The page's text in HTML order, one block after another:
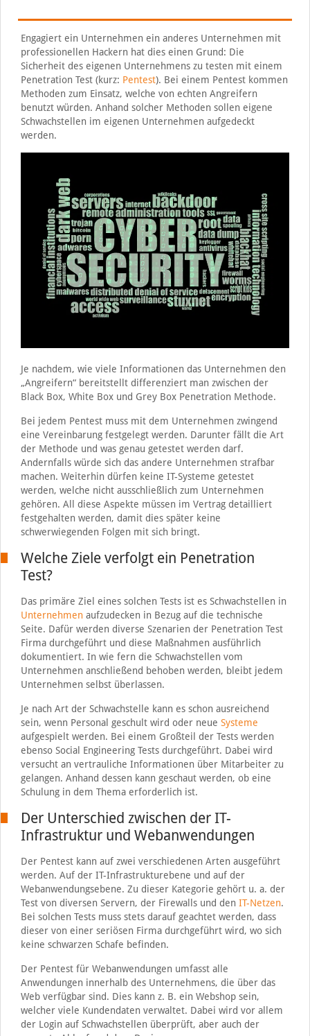
Engagiert ein Unternehmen ein anderes Unternehmen mit
professionellen Hackern hat dies einen Grund: Die
Sicherheit des eigenen Unternehmens zu testen mit einem
Penetration Test (kurz: Pentest). Bei einem Pentest kommen
Methoden zum Einsatz, welche von echten Angreifern
benutzt würden. Anhand solcher Methoden sollen eigene
Schwachstellen im eigenen Unternehmen aufgedeckt
werden.
Je nachdem, wie viele Informationen das Unternehmen den
„Angreifern“ bereitstellt differenziert man zwischen der
Black Box, White Box und Grey Box Penetration Methode.
Bei jedem Pentest muss mit dem Unternehmen zwingend
eine Vereinbarung festgelegt werden. Darunter fällt die Art
der Methode und was genau getestet werden darf.
Andernfalls würde sich das andere Unternehmen strafbar
machen. Weiterhin dürfen keine IT-Systeme getestet
werden, welche nicht ausschließlich zum Unternehmen
gehören. All diese Aspekte müssen im Vertrag detailliert
festgehalten werden, damit dies später keine
schwerwiegenden Folgen mit sich bringt.
Welche Ziele verfolgt ein Penetration
Test?
Das primäre Ziel eines solchen Tests ist es Schwachstellen in
Unternehmenaufzudecken in Bezug auf die technische
Seite. Dafür werden diverse Szenarien der Penetration Test
Firma durchgeführt und diese Maßnahmen ausführlich
dokumentiert. In wie fern die Schwachstellen vom
Unternehmen anschließend behoben werden, bleibt jedem
Unternehmen selbst überlassen.
Je nach Art der Schwachstelle kann es schon ausreichend
sein, wenn Personal geschult wird oder neue Systeme
aufgespielt werden. Bei einem Großteil der Tests werden
ebenso Social Engineering Tests durchgeführt. Dabei wird
versucht an vertrauliche Informationen über Mitarbeiter zu
gelangen. Anhand dessen kann geschaut werden, ob eine
Schulung in dem Thema erforderlich ist.
Der Unterschied zwischen der IT-
Infrastruktur und Webanwendungen
Der Pentest kann auf zwei verschiedenen Arten ausgeführt
werden. Auf der IT-Infrastrukturebene und auf der
Webanwendungsebene. Zu dieser Kategorie gehört u. a. der
Test von diversen Servern, der Firewalls und den IT-Netzen.
Bei solchen Tests muss stets darauf geachtet werden, dass
dieser von einer seriösen Firma durchgeführt wird, wo sich
keine schwarzen Schafe befinden.
Der Pentest für Webanwendungen umfasst alle
Anwendungen innerhalb des Unternehmens, die über das
Web verfügbar sind. Dies kann z. B. ein Webshop sein,
welcher viele Kundendaten verwaltet. Dabei wird vor allem
der Login auf Schwachstellen überprüft, aber auch der